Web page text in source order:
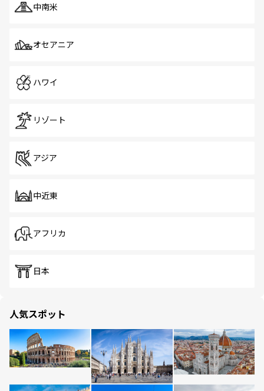
中南米
オセアニア
ハワイ
リゾート
アジア
中近東
アフリカ
日本
人気スポット